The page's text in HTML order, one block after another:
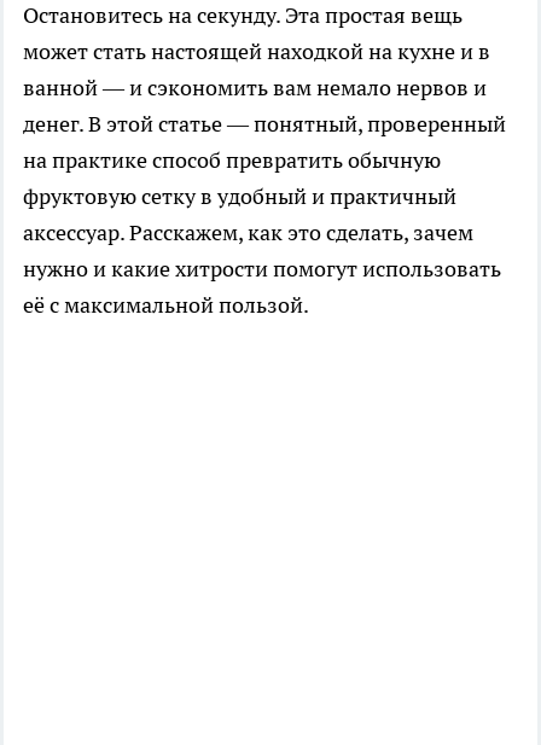
Остановитесь на секунду. Эта простая вещь
может стать настоящей находкой на кухне и в
ванной — и сэкономить вам немало нервов и
денег. В этой статье — понятный, проверенный
на практике способ превратить обычную
фруктовую сетку в удобный и практичный
аксессуар. Расскажем, как это сделать, зачем
нужно и какие хитрости помогут использовать
её с максимальной пользой.